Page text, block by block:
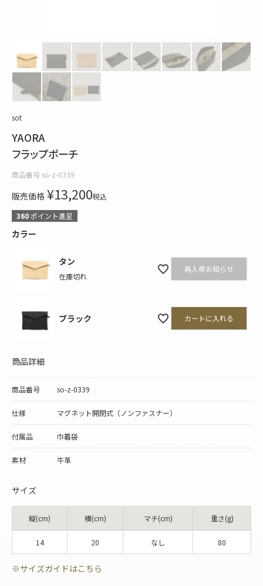
sot
YAORA
フラップポーチ
商品番号 so-z-0339
販売価格 ¥13,200税込
360ポイント進呈
カラー
タン
在庫切れ
再入荷お知らせ
ブラック カートに入れる
商品詳細
商品番号 so-z-0339
仕様 マグネット開閉式（ノンファスナー）
付属品 巾着袋
素材 牛革
サイズ
縦(cm) 横(cm) マチ(cm) 重さ(g)
14 20 なし 80
※サイズガイドはこちら